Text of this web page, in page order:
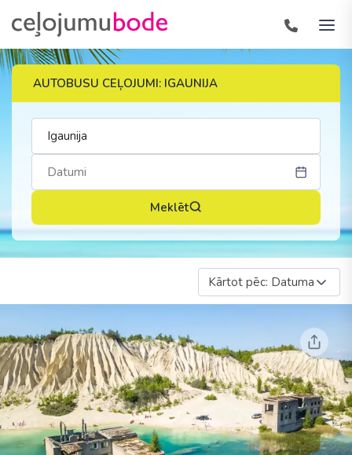
AUTOBUSU CEĻOJUMI: IGAUNIJA
Meklēt
Kārtot pēc: Datuma